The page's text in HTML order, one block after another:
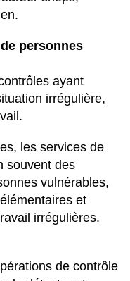
personnes
ayant
irrégulière,
les services de
souvent des
vulnérables,
et
irrégulières.
de contrôle